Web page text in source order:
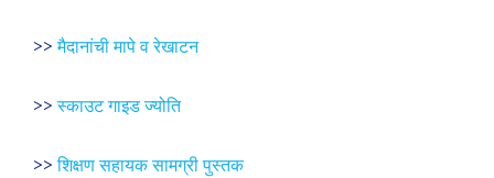
>>मैदानांची मापे व रेखाटन
>>स्काउट गाइड ज्योति
>>शिक्षण सहायक सामग्री पुस्तक